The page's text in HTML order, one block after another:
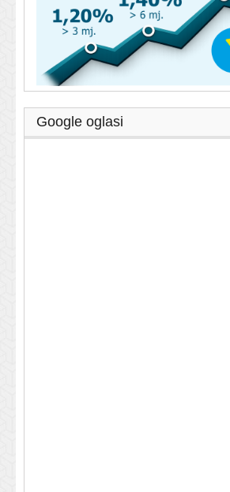
Google oglasi